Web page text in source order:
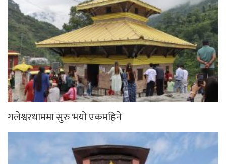
गलेश्वरधाममा सुरु भयो एकमहिने